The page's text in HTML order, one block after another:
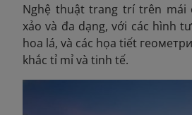
Nghệ thuật trang trí trên mái
xảo và đa dạng, với các hình
hoa lá, và các họa tiết
khắc tỉ mỉ và tinh tế.